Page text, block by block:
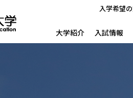
入学希望
大学紹介 入試情報